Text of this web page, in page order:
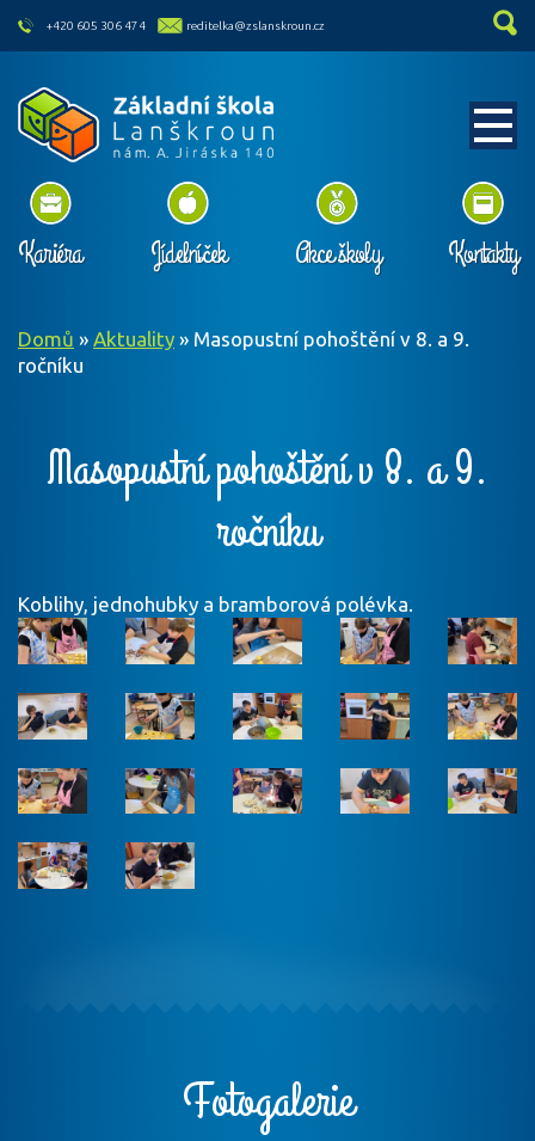
skip to main content
+420 605 306 474 reditelka@zslanskroun.cz
Kariéra Jídelníček Akce školy Kontakty
Domů » Aktuality » Masopustní pohoštění v 8. a 9.
ročníku
Masopustní pohoštění v 8. a 9.
ročníku
Koblihy, jednohubky a bramborová polévka.
Fotogalerie